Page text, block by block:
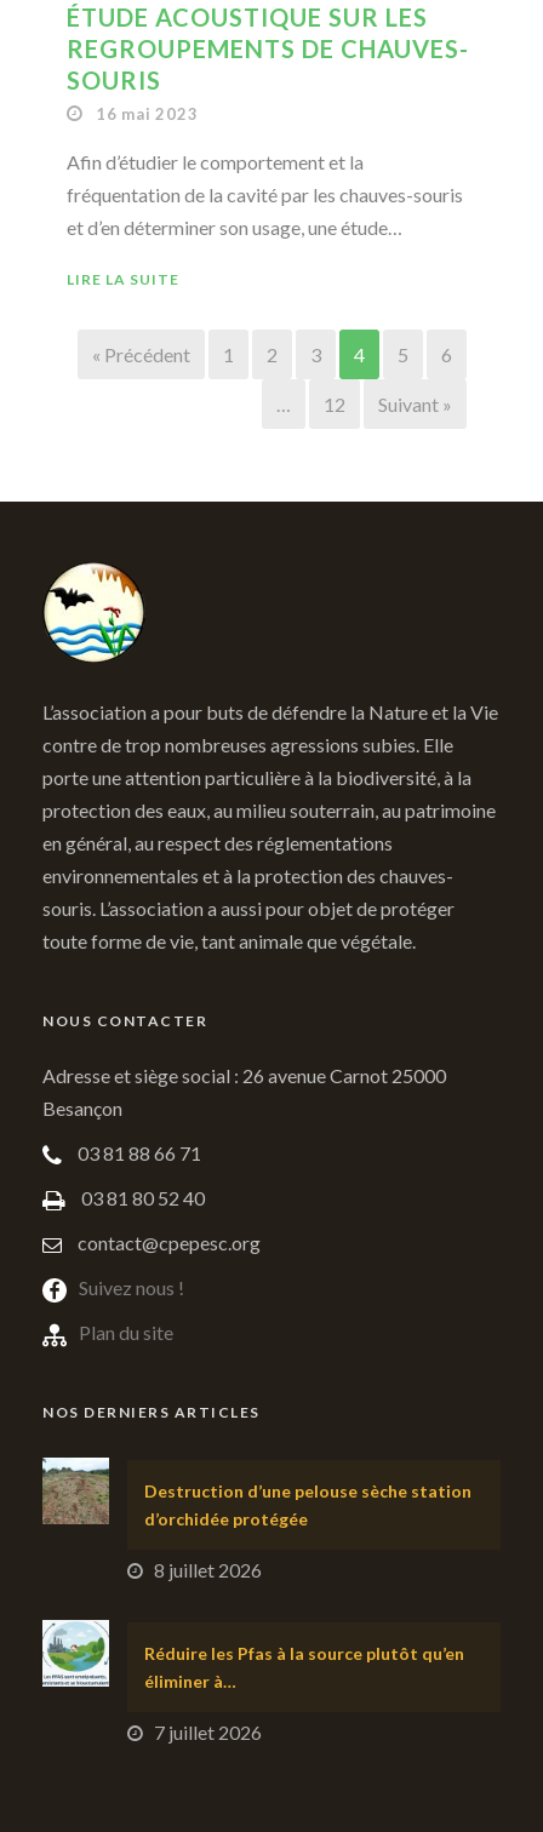
ÉTUDE ACOUSTIQUE SUR LES
REGROUPEMENTS DE CHAUVES-
SOURIS
16 mai 2023
Afin d’étudier le comportement et la
fréquentation de la cavité par les chauves-souris
et d’en déterminer son usage, une étude…
LIRE LA SUITE
« Précédent 1 2 3 4 5 6
… 12 Suivant »
L’association a pour buts de défendre la Nature et la Vie
contre de trop nombreuses agressions subies. Elle
porte une attention particulière à la biodiversité, à la
protection des eaux, au milieu souterrain, au patrimoine
en général, au respect des réglementations
environnementales et à la protection des chauves-
souris. L’association a aussi pour objet de protéger
toute forme de vie, tant animale que végétale.
NOUS CONTACTER
Adresse et siège social : 26 avenue Carnot 25000
Besançon
03 81 88 66 71
03 81 80 52 40
contact@cpepesc.org
Suivez nous !
Plan du site
NOS DERNIERS ARTICLES
Destruction d’une pelouse sèche station
d’orchidée protégée
8 juillet 2026
Réduire les Pfas à la source plutôt qu’en
éliminer à…
7 juillet 2026